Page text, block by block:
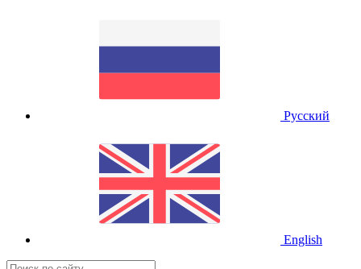
Русский
English